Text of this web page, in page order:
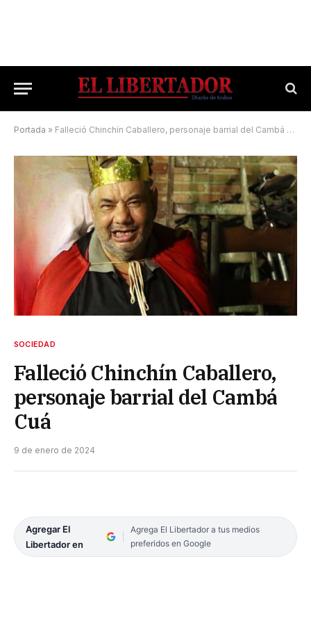
Portada » Falleció Chinchín Caballero, personaje barrial del Cambá Cuá
SOCIEDAD
Falleció Chinchín Caballero,
personaje barrial del Cambá
Cuá
9 de enero de 2024
Agregar El
Libertador en
Agrega El Libertador a tus medios
preferidos en Google